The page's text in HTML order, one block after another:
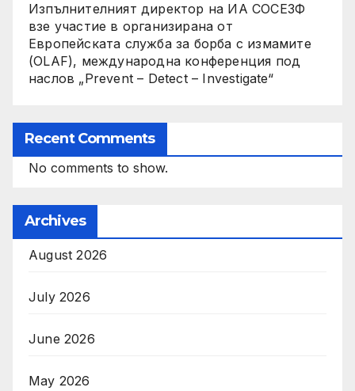
Изпълнителният директор на ИА СОСЕЗФ
взе участие в организирана от
Европейската служба за борба с измамите
(OLAF), международна конференция под
наслов „Prevent – Detect – Investigate“
Recent Comments
No comments to show.
Archives
August 2026
July 2026
June 2026
May 2026